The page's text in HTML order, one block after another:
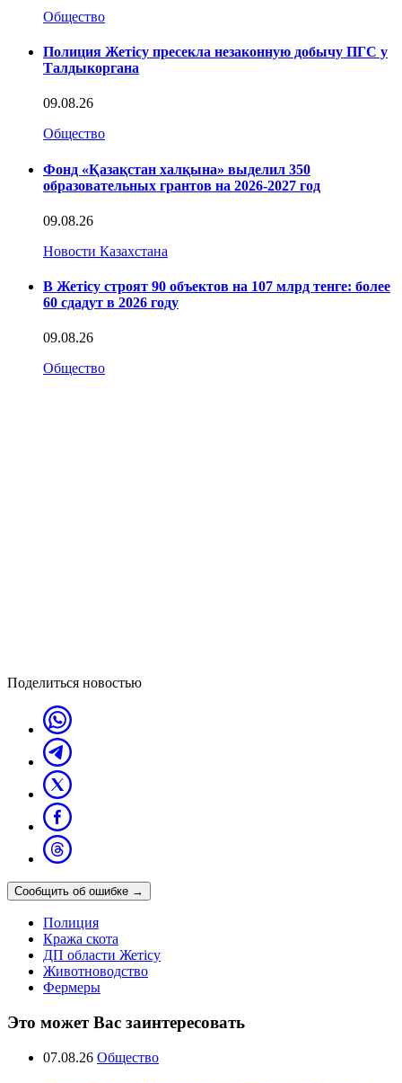
Общество
Полиция Жетісу пресекла незаконную добычу ПГС у
Талдыкоргана
09.08.26
Общество
Фонд «Қазақстан халқына» выделил 350
образовательных грантов на 2026-2027 год
09.08.26
Новости Казахстана
В Жетісу строят 90 объектов на 107 млрд тенге: более
60 сдадут в 2026 году
09.08.26
Общество
Поделиться новостью
Сообщить об ошибке →
Полиция
Кража скота
ДП области Жетісу
Животноводство
Фермеры
Это может Вас заинтересовать
07.08.26 Общество